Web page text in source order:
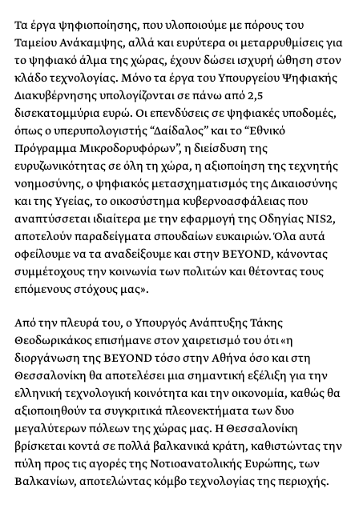
Τα έργα ψηφιοποίησης, που υλοποιούμε με πόρους του
Ταμείου Ανάκαμψης, αλλά και ευρύτερα οι μεταρρυθμίσεις για
το ψηφιακό άλμα της χώρας, έχουν δώσει ισχυρή ώθηση στον
κλάδο τεχνολογίας. Μόνο τα έργα του Υπουργείου Ψηφιακής
Διακυβέρνησης υπολογίζονται σε πάνω από 2,5
δισεκατομμύρια ευρώ. Οι επενδύσεις σε ψηφιακές υποδομές,
όπως ο υπερυπολογιστής “Δαίδαλος” και το “Εθνικό
Πρόγραμμα Μικροδορυφόρων”, η διείσδυση της
ευρυζωνικότητας σε όλη τη χώρα, η αξιοποίηση της τεχνητής
νοημοσύνης, ο ψηφιακός μετασχηματισμός της Δικαιοσύνης
και της Υγείας, το οικοσύστημα κυβερνοασφάλειας που
αναπτύσσεται ιδιαίτερα με την εφαρμογή της Οδηγίας NIS2,
αποτελούν παραδείγματα σπουδαίων ευκαιριών. Όλα αυτά
οφείλουμε να τα αναδείξουμε και στην BEYOND, κάνοντας
συμμέτοχους την κοινωνία των πολιτών και θέτοντας τους
επόμενους στόχους μας».
Από την πλευρά του, ο Υπουργός Ανάπτυξης Τάκης
Θεοδωρικάκος επισήμανε στον χαιρετισμό του ότι «η
διοργάνωση τηςBEYONDτόσο στην Αθήνα όσο και στη
Θεσσαλονίκη θα αποτελέσει μια σημαντική εξέλιξη για την
ελληνική τεχνολογική κοινότητα και την οικονομία, καθώς θα
αξιοποιηθούν τα συγκριτικά πλεονεκτήματα των δυο
μεγαλύτερων πόλεων της χώρας μας. Η Θεσσαλονίκη
βρίσκεται κοντά σε πολλά βαλκανικά κράτη, καθιστώντας την
πύλη προς τις αγορές της Νοτιοανατολικής Ευρώπης, των
Βαλκανίων, αποτελώντας κόμβο τεχνολογίας της περιοχής.